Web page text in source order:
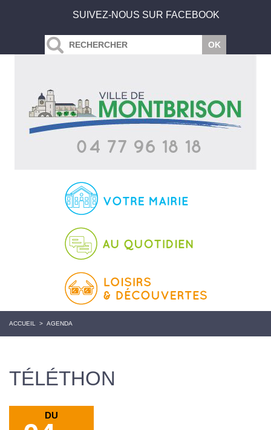
SUIVEZ-NOUS SUR FACEBOOK
ACCUEIL > AGENDA
TÉLÉTHON
DU